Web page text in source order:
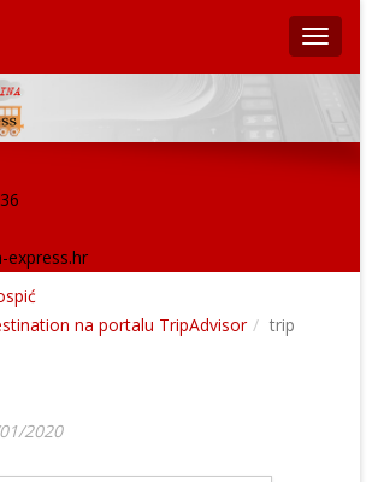
express.hr
na portalu TripAdvisor
trip
2020